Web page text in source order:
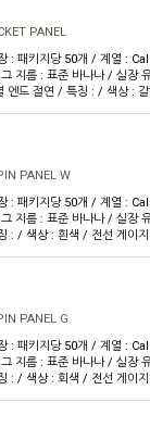
PANEL
패키지당 50개 / 계열 :
지름 : 표준 바나나 / 실장
엔드 절연 / 특징 : / 색상 :
PANEL W
패키지당 50개 / 계열 :
지름 : 표준 바나나 / 실장
: / 색상 : 흰색 / 전선 게이
PANEL G
패키지당 50개 / 계열 :
지름 : 표준 바나나 / 실장
: / 색상 : 회색 / 전선 게이